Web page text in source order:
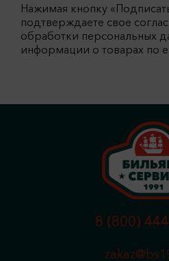
Нажимая кнопку
подтверждаете свое
обработки персональных
информации о товарах по
8 (800)